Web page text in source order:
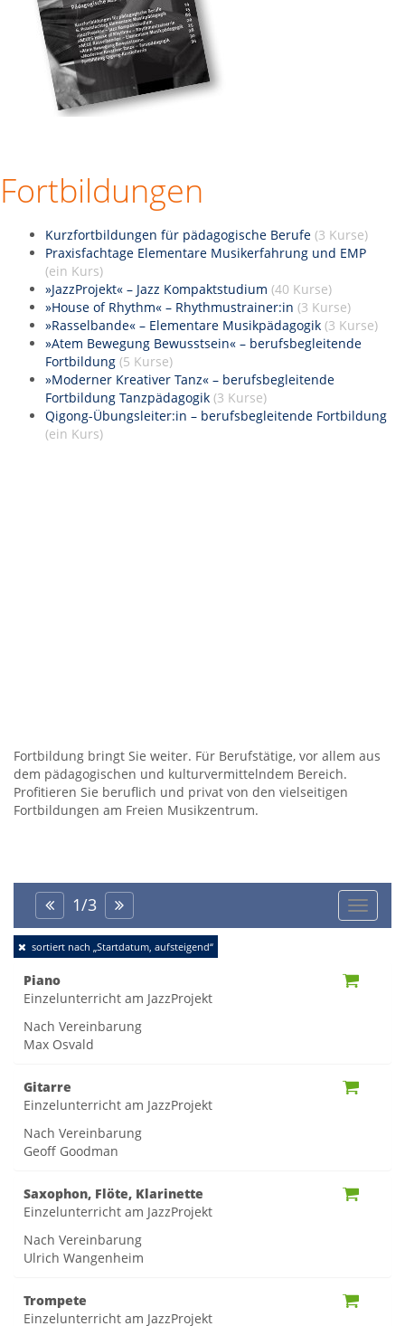
Fortbildungen
Kurzfortbildungen für pädagogische Berufe (3 Kurse)
Praxisfachtage Elementare Musikerfahrung und EMP
(ein Kurs)
»JazzProjekt« – Jazz Kompaktstudium (40 Kurse)
»House of Rhythm« – Rhythmustrainer:in (3 Kurse)
»Rasselbande« – Elementare Musikpädagogik (3 Kurse)
»Atem Bewegung Bewusstsein« – berufsbegleitende
Fortbildung (5 Kurse)
»Moderner Kreativer Tanz« – berufsbegleitende
Fortbildung Tanzpädagogik (3 Kurse)
Qigong-Übungsleiter:in – berufsbegleitende Fortbildung
(ein Kurs)
Fortbildung bringt Sie weiter. Für Berufstätige, vor allem aus
dem pädagogischen und kulturvermittelndem Bereich.
Profitieren Sie beruflich und privat von den vielseitigen
Fortbildungen am Freien Musikzentrum.
Toggle
1/3
sortiert nach „Startdatum, aufsteigend“
Piano
Einzelunterricht am JazzProjekt
Nach Vereinbarung
Max Osvald
Gitarre
Einzelunterricht am JazzProjekt
Nach Vereinbarung
Geoff Goodman
Saxophon, Flöte, Klarinette
Einzelunterricht am JazzProjekt
Nach Vereinbarung
Ulrich Wangenheim
Trompete
Einzelunterricht am JazzProjekt